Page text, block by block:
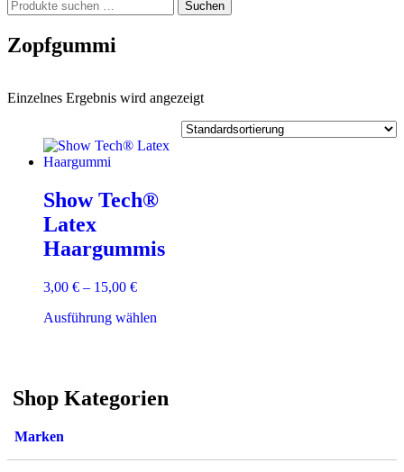
Suchen
nach:
Suchen
Zopfgummi
Einzelnes Ergebnis wird angezeigt
Show Tech®
Latex
Haargummis
3,00 € – 15,00 €
Ausführung wählen
auf.
auf
Shop Kategorien
Marken